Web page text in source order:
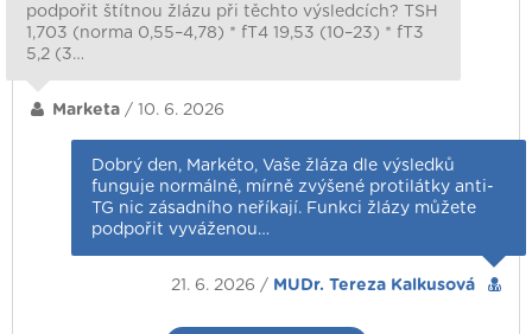
podpořit štítnou žlázu při těchto výsledcích? TSH
1,703 (norma 0,55–4,78) * fT4 19,53 (10–23) * fT3
5,2 (3…
Marketa / 10. 6. 2026
Dobrý den, Markéto, Vaše žláza dle výsledků
funguje normálně, mírně zvýšené protilátky anti-
TG nic zásadního neříkají. Funkci žlázy můžete
podpořit vyváženou…
21. 6. 2026 / MUDr. Tereza Kalkusová